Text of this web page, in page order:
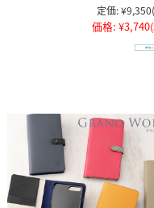
定価:¥9,350
価格: ¥3,740